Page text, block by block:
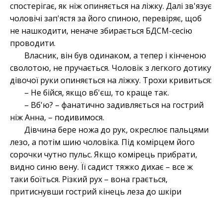
спостерігає, як ніж опиняється на ліжку. Далі зв'язує
чоловічі зап'ястя за його спиною, перевіряє, щоб
не нашкодити, неначе збирається БДСМ-сесію
проводити.
Власник, він був одинаком, а тепер і кінченою
сволотою, не пручається. Чоловік з легкого дотику
дівочої руки опиняється на ліжку. Трохи кривиться:
– Не бійся, якщо вб'єш, то краще так.
– Вб'ю? – фанатично задивляється на гострий
ніж Анна, – подивимося.
Дівчина бере ножа до рук, окреслює пальцями
лезо, а потім шию чоловіка. Під комірцем його
сорочки чутно пульс. Якщо комірець прибрати,
видно синю вену. Її садист тяжко дихає – все ж
таки боїться. Різкий рух – вона грається,
притиснувши гострий кінець леза до шкіри